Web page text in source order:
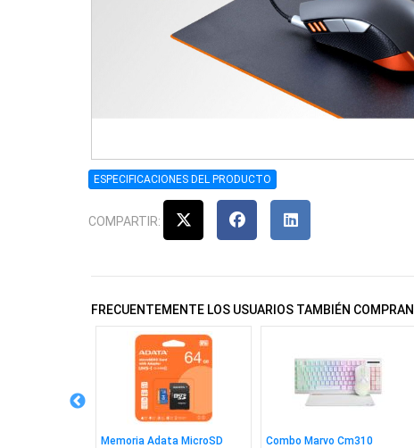
ESPECIFICACIONES DEL PRODUCTO
COMPARTIR:
FRECUENTEMENTE LOS USUARIOS TAMBIÉN COMPRAN
Memoria Adata MicroSD Combo Marvo Cm310